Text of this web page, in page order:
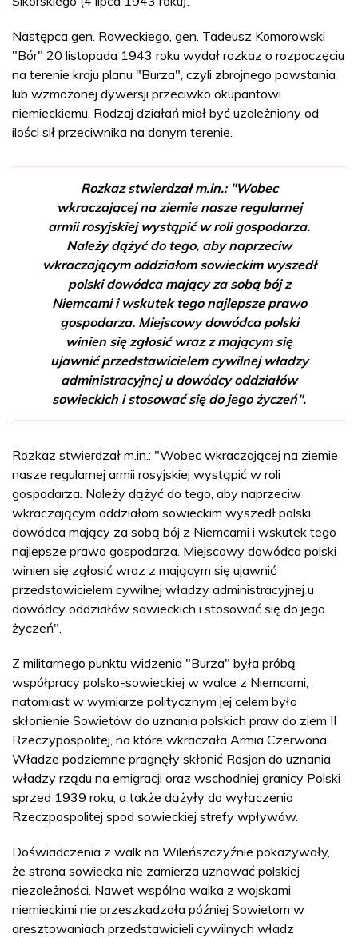
Następca gen. Roweckiego, gen. Tadeusz Komorowski
"Bór" 20 listopada 1943 roku wydał rozkaz o rozpoczęciu
na terenie kraju planu "Burza", czyli zbrojnego powstania
lub wzmożonej dywersji przeciwko okupantowi
niemieckiemu. Rodzaj działań miał być uzależniony od
ilości sił przeciwnika na danym terenie.
Rozkaz stwierdzał m.in.: "Wobec
wkraczającej na ziemie nasze regularnej
armii rosyjskiej wystąpić w roli gospodarza.
Należy dążyć do tego, aby naprzeciw
wkraczającym oddziałom sowieckim wyszedł
polski dowódca mający za sobą bój z
Niemcami i wskutek tego najlepsze prawo
gospodarza. Miejscowy dowódca polski
winien się zgłosić wraz z mającym się
ujawnić przedstawicielem cywilnej władzy
administracyjnej u dowódcy oddziałów
sowieckich i stosować się do jego życzeń".
Rozkaz stwierdzał m.in.: "Wobec wkraczającej na ziemie
nasze regularnej armii rosyjskiej wystąpić w roli
gospodarza. Należy dążyć do tego, aby naprzeciw
wkraczającym oddziałom sowieckim wyszedł polski
dowódca mający za sobą bój z Niemcami i wskutek tego
najlepsze prawo gospodarza. Miejscowy dowódca polski
winien się zgłosić wraz z mającym się ujawnić
przedstawicielem cywilnej władzy administracyjnej u
dowódcy oddziałów sowieckich i stosować się do jego
życzeń".
Z militarnego punktu widzenia "Burza" była próbą
współpracy polsko-sowieckiej w walce z Niemcami,
natomiast w wymiarze politycznym jej celem było
skłonienie Sowietów do uznania polskich praw do ziem II
Rzeczypospolitej, na które wkraczała Armia Czerwona.
Władze podziemne pragnęły skłonić Rosjan do uznania
władzy rządu na emigracji oraz wschodniej granicy Polski
sprzed 1939 roku, a także dążyły do wyłączenia
Rzeczpospolitej spod sowieckiej strefy wpływów.
Doświadczenia z walk na Wileńszczyźnie pokazywały,
że strona sowiecka nie zamierza uznawać polskiej
niezależności. Nawet wspólna walka z wojskami
niemieckimi nie przeszkadzała później Sowietom w
aresztowaniach przedstawicieli cywilnych władz